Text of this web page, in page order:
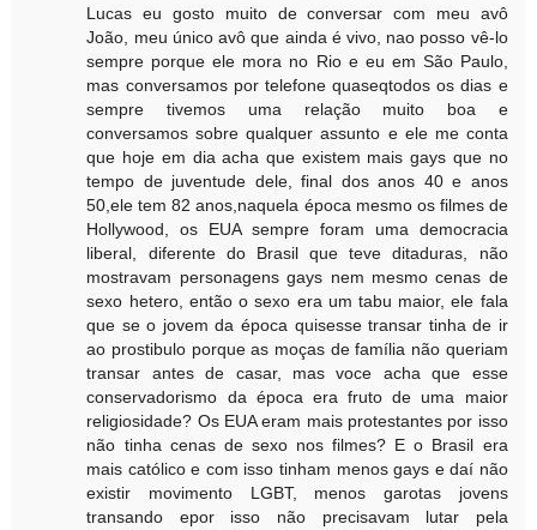
Lucas eu gosto muito de conversar com meu avô
João, meu único avô que ainda é vivo, nao posso vê-lo
sempre porque ele mora no Rio e eu em São Paulo,
mas conversamos por telefone quaseqtodos os dias e
sempre tivemos uma relação muito boa e
conversamos sobre qualquer assunto e ele me conta
que hoje em dia acha que existem mais gays que no
tempo de juventude dele, final dos anos 40 e anos
50,ele tem 82 anos,naquela época mesmo os filmes de
Hollywood, os EUA sempre foram uma democracia
liberal, diferente do Brasil que teve ditaduras, não
mostravam personagens gays nem mesmo cenas de
sexo hetero, então o sexo era um tabu maior, ele fala
que se o jovem da época quisesse transar tinha de ir
ao prostibulo porque as moças de família não queriam
transar antes de casar, mas voce acha que esse
conservadorismo da época era fruto de uma maior
religiosidade? Os EUA eram mais protestantes por isso
não tinha cenas de sexo nos filmes? E o Brasil era
mais católico e com isso tinham menos gays e daí não
existir movimento LGBT, menos garotas jovens
transando epor isso não precisavam lutar pela